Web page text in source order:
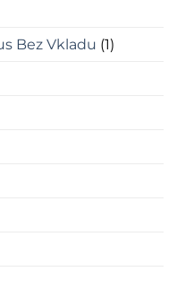
Bez Vkladu (1)